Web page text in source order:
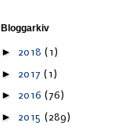
Bloggarkiv
► 2018 (1)
► 2017 (1)
► 2016 (76)
► 2015 (289)